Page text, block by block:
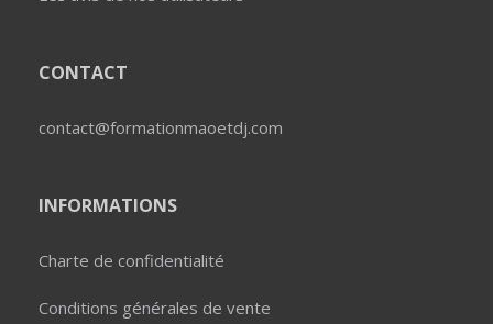
CONTACT
contact@formationmaoetdj.com
INFORMATIONS
Charte de confidentialité
Conditions générales de vente